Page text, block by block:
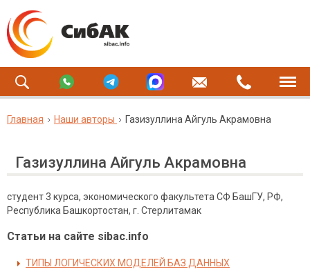
Главная Наши авторы Газизуллина Айгуль Акрамовна
Газизуллина Айгуль Акрамовна
студент 3 курса, экономического факультета СФ БашГУ, РФ,
Республика Башкортостан, г. Стерлитамак
Статьи на сайте sibac.info
ТИПЫ ЛОГИЧЕСКИХ МОДЕЛЕЙ БАЗ ДАННЫХ